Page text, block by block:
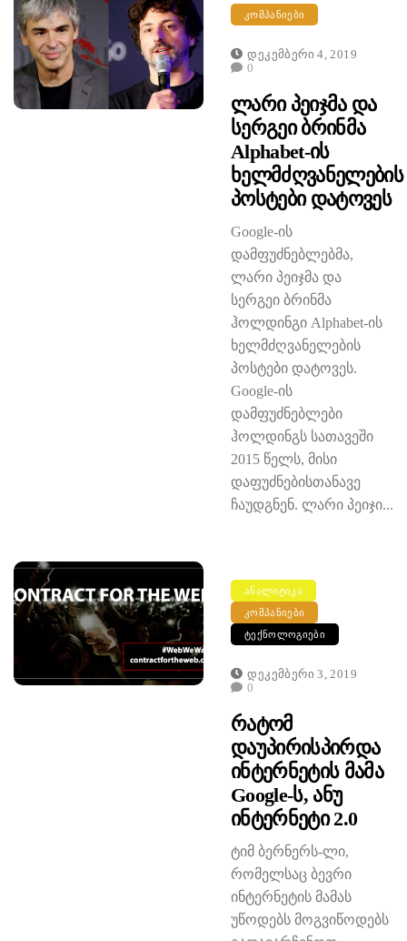
ᲙᲝᲛᲞᲐᲜᲘᲔᲑᲘ
Დეკემბერი 4, 2019
0
Ლარი Პეიჯმა Და
Სერგეი Ბრინმა
Alphabet-Ის
Ხელმძღვანელების
Პოსტები Დატოვეს
Google-ის
დამფუძნებლებმა,
ლარი პეიჯმა და
სერგეი ბრინმა
ჰოლდინგი Alphabet-ის
ხელმძღვანელების
პოსტები დატოვეს.
Google-ის
დამფუძნებლები
ჰოლდინგს სათავეში
2015 წელს, მისი
დაფუძნებისთანავე
ჩაუდგნენ. ლარი პეიჯი...
ᲐᲜᲐᲚᲘᲢᲘᲙᲐ
ᲙᲝᲛᲞᲐᲜᲘᲔᲑᲘ
ᲢᲔᲥᲜᲝᲚᲝᲒᲘᲔᲑᲘ
Დეკემბერი 3, 2019
0
Რატომ
Დაუპირისპირდა
Ინტერნეტის Მამა
Google-Ს, Ანუ
Ინტერნეტი 2.0
ტიმ ბერნერს-ლი,
რომელსაც ბევრი
ინტერნეტის მამას
უწოდებს მოგვიწოდებს